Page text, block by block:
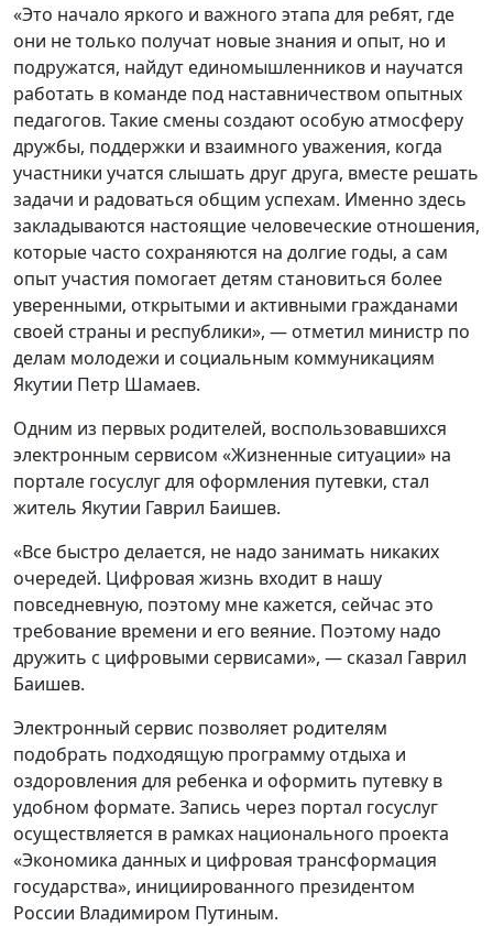
«Это начало яркого и важного этапа для ребят, где
они не только получат новые знания и опыт, но и
подружатся, найдут единомышленников и научатся
работать в команде под наставничеством опытных
педагогов. Такие смены создают особую атмосферу
дружбы, поддержки и взаимного уважения, когда
участники учатся слышать друг друга, вместе решать
задачи и радоваться общим успехам. Именно здесь
закладываются настоящие человеческие отношения,
которые часто сохраняются на долгие годы, а сам
опыт участия помогает детям становиться более
уверенными, открытыми и активными гражданами
своей страны и республики», — отметил министр по
делам молодежи и социальным коммуникациям
Якутии Петр Шамаев.
Одним из первых родителей, воспользовавшихся
электронным сервисом «Жизненные ситуации» на
портале госуслуг для оформления путевки, стал
житель Якутии Гаврил Баишев.
«Все быстро делается, не надо занимать никаких
очередей. Цифровая жизнь входит в нашу
повседневную, поэтому мне кажется, сейчас это
требование времени и его веяние. Поэтому надо
дружить с цифровыми сервисами», — сказал Гаврил
Баишев.
Электронный сервис позволяет родителям
подобрать подходящую программу отдыха и
оздоровления для ребенка и оформить путевку в
удобном формате. Запись через портал госуслуг
осуществляется в рамках национального проекта
«Экономика данных и цифровая трансформация
государства», инициированного президентом
России Владимиром Путиным.